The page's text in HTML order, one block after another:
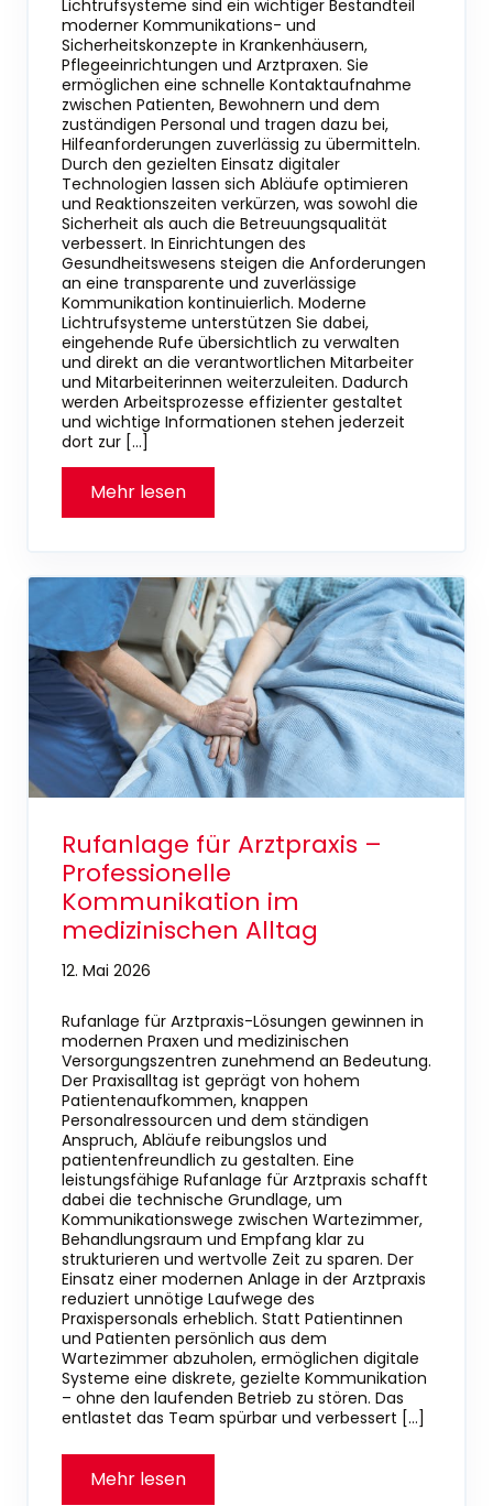
Lichtrufsysteme sind ein wichtiger Bestandteil
moderner Kommunikations- und
Sicherheitskonzepte in Krankenhäusern,
Pflegeeinrichtungen und Arztpraxen. Sie
ermöglichen eine schnelle Kontaktaufnahme
zwischen Patienten, Bewohnern und dem
zuständigen Personal und tragen dazu bei,
Hilfeanforderungen zuverlässig zu übermitteln.
Durch den gezielten Einsatz digitaler
Technologien lassen sich Abläufe optimieren
und Reaktionszeiten verkürzen, was sowohl die
Sicherheit als auch die Betreuungsqualität
verbessert. In Einrichtungen des
Gesundheitswesens steigen die Anforderungen
an eine transparente und zuverlässige
Kommunikation kontinuierlich. Moderne
Lichtrufsysteme unterstützen Sie dabei,
eingehende Rufe übersichtlich zu verwalten
und direkt an die verantwortlichen Mitarbeiter
und Mitarbeiterinnen weiterzuleiten. Dadurch
werden Arbeitsprozesse effizienter gestaltet
und wichtige Informationen stehen jederzeit
dort zur […]
Rufanlage für Arztpraxis –
Professionelle
Kommunikation im
medizinischen Alltag
12. Mai 2026
Rufanlage für Arztpraxis-Lösungen gewinnen in
modernen Praxen und medizinischen
Versorgungszentren zunehmend an Bedeutung.
Der Praxisalltag ist geprägt von hohem
Patientenaufkommen, knappen
Personalressourcen und dem ständigen
Anspruch, Abläufe reibungslos und
patientenfreundlich zu gestalten. Eine
leistungsfähige Rufanlage für Arztpraxis schafft
dabei die technische Grundlage, um
Kommunikationswege zwischen Wartezimmer,
Behandlungsraum und Empfang klar zu
strukturieren und wertvolle Zeit zu sparen. Der
Einsatz einer modernen Anlage in der Arztpraxis
reduziert unnötige Laufwege des
Praxispersonals erheblich. Statt Patientinnen
und Patienten persönlich aus dem
Wartezimmer abzuholen, ermöglichen digitale
Systeme eine diskrete, gezielte Kommunikation
– ohne den laufenden Betrieb zu stören. Das
entlastet das Team spürbar und verbessert […]